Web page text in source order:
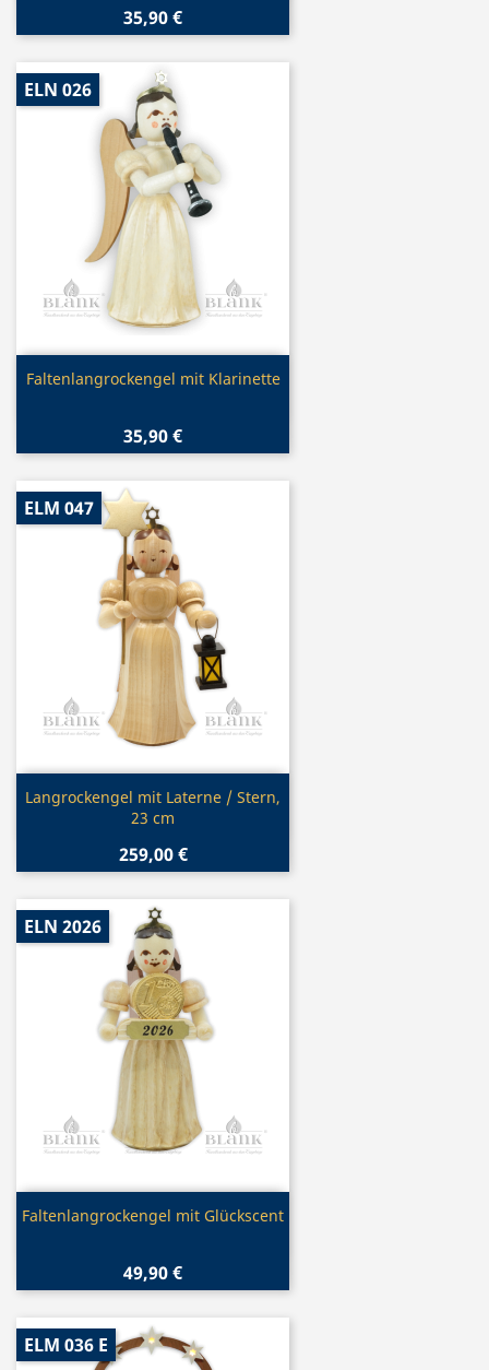
35,90 €
Vorschau
Faltenlangrockengel mit Klarinette
35,90 €
ELN 026
Vorschau
Langrockengel mit Laterne / Stern,
23 cm
259,00 €
ELM 047
Vorschau
Faltenlangrockengel mit Glückscent
49,90 €
ELN 2026
ELM 036 E